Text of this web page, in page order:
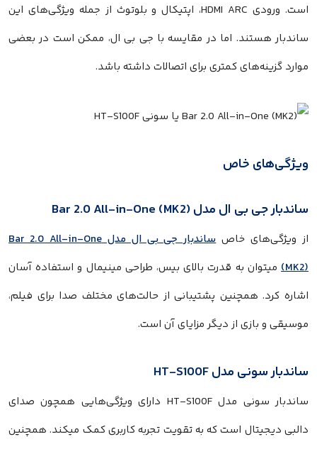
است. ورودی HDMI ARC، اپتیکال و بلوتوث از جمله ویژگی‌های این
ساندبار هستند. اما در مقایسه با جی بی ال، ممکن است در بعضی
موارد گزینه‌های کمتری برای اتصالات داشته باشد.
ویژگی‌های خاص
ساندبار جی بی ال مدل Bar 2.0 All-in-One (MK2)
از ویژگی‌های خاص
ساندبار جی بی ال مدل Bar 2.0 All-in-One
(MK2) میتوان به قدرت بالای بیس، طراحی مینیمال و استفاده آسان
اشاره کرد. همچنین پشتیبانی از حالت‌های مختلف صدا برای فیلم،
موسیقی و بازی از دیگر مزایای آن است.
ساندبار سونی مدل HT-S100F
ساندبار سونی مدل HT-S100F دارای ویژگی‌هایی همچون صدای
دالبی دیجیتال است که به تقویت تجربه کاربری کمک میکند. همچنین